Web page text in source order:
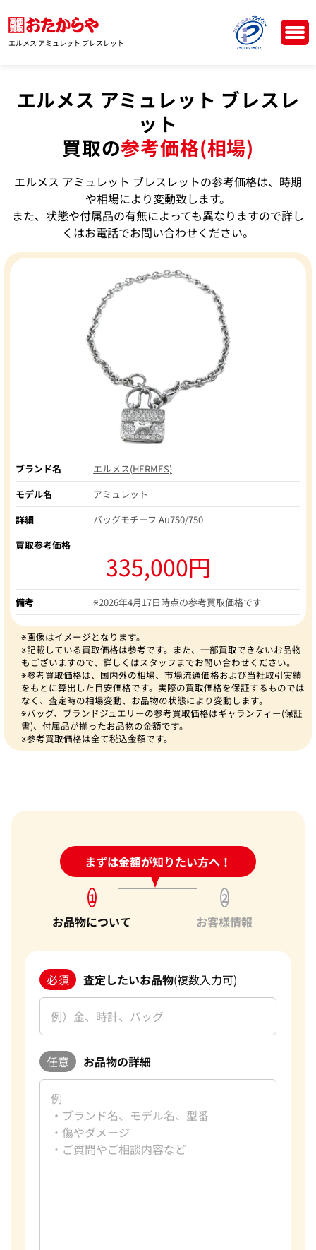
エルメス アミュレット ブレスレット
エルメス アミュレット ブレスレ
ット
買取の参考価格(相場)
エルメス アミュレット ブレスレットの参考価格は、時期
や相場により変動致します。
また、状態や付属品の有無によっても異なりますので詳し
くはお電話でお問い合わせください。
ブランド名
エルメス(HERMES)
モデル名
アミュレット
詳細
バッグモチーフ Au750/750
買取参考価格
335,000円
備考 ※2026年4月17日時点の参考買取価格です
※画像はイメージとなります。
※記載している買取価格は参考です。また、一部買取できないお品物
もございますので、詳しくはスタッフまでお問い合わせください。
※参考買取価格は、国内外の相場、市場流通価格および当社取引実績
をもとに算出した目安価格です。実際の買取価格を保証するものでは
なく、査定時の相場変動、お品物の状態により変動します。
※バッグ、ブランドジュエリーの参考買取価格はギャランティー(保証
書)、付属品が揃ったお品物の金額です。
※参考買取価格は全て税込金額です。
まずは金額が知りたい方へ！
24時間受付中!問い合わせフォーム
1
お品物について
2
お客様情報
必須 査定したいお品物(複数入力可)
任意 お品物の詳細